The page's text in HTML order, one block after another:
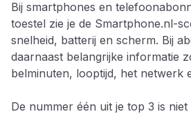
Bij smartphones en
toestel zie je de Smartphone.nl-
snelheid, batterij en scherm. Bij
daarnaast belangrijke informatie
belminuten, looptijd, het netwerk
De nummer één uit je top 3 is